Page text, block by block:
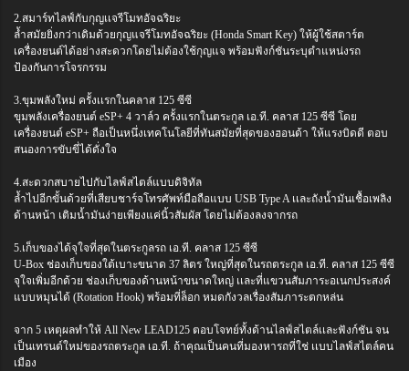
2.สมาร์ทไลฟ์กับกุญเเจรีโมทอัจฉริยะ
ล้ำสมัยยิ่งกว่าเดิมด้วยกุญแจรีโมทอัจฉริยะ (Honda Smart Key) ให้ผู้ใช้สตาร์ต
เครื่องยนต์ได้อย่างสะดวกโดยไม่ต้องใช้กุญแจ พร้อมฟังก์ชันระบุตำแหน่งรถ
ป้องกันการโจรกรรม
3.ขุมพลังใหม่ ครั้งเเรกในคลาส 125 ซีซี
ขุมพลังเครื่องยนต์ eSP+ 4 วาล์ว ครั้งแรกในตระกูล เอ.ที. คลาส 125 ซีซี โดย
เครื่องยนต์ eSP+ ถือเป็นหนึ่งเทคโนโลยีที่ทันสมัยที่สุดของฮอนด้า ให้แรงบิดดี ตอบ
สนองการขับขี่ได้ดั่งใจ
4.สะดวกสบายไปกับไลฟ์สไตล์แบบดิจิทัล
ล้ำไปอีกขั้นด้วยที่เสียบชาร์จโทรศัพท์มือถือแบบ USB Type A เเละถังน้ำมันเชื้อเพลิง
ด้านหน้า เติมน้ำมันง่ายเพียงแค่นิ้วสัมผัส โดยไม่ต้องลงจากรถ
5.เก็บของได้จุใจที่สุดในตระกูลรถ เอ.ที. คลาส 125 ซีซี
U-Box ช่องเก็บของใต้เบาะขนาด 37 ลิตร ใหญ่ที่สุดในรถตระกูล เอ.ที. คลาส 125 ซีซี
จุใจเพิ่มอีกด้วย ช่องเก็บของด้านหน้าขนาดใหญ่ เเละที่แขวนสัมภาระอเนกประสงค์
แบบหมุนได้ (Rotation Hook) พร้อมที่ล็อก หมดกังวลเรื่องสัมภาระตกหล่น
จาก 5 เหตุผลทำให้ All New LEAD125 ตอบโจทย์ทั้งด้านไลฟ์สไตล์เเละฟังก์ชัน จน
เป็นเทรนด์ใหม่ของรถตระกูล เอ.ที. ถ้าคุณเป็นคนที่มองหารถที่ใช่ เเบบไลฟ์สไตล์คน
เมือง